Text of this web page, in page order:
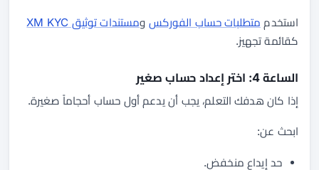
استخدم متطلبات حساب الفوركس ومستندات توثيق XM KYC
كقائمة تجهيز.
الساعة 4: اختر إعداد حساب صغير
إذا كان هدفك التعلم، يجب أن يدعم أول حساب أحجاماً صغيرة.
ابحث عن:
حد إيداع منخفض.